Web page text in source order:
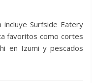
Surfside Eatery
favoritos como cortes
en Izumi y pescados